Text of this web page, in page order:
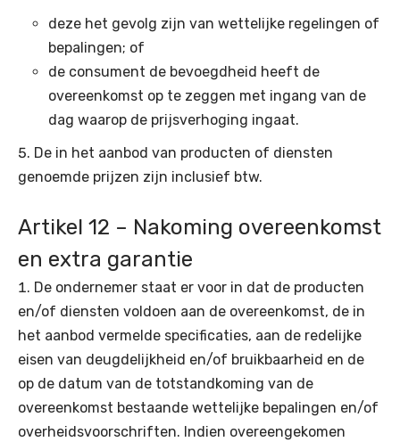
deze het gevolg zijn van wettelijke regelingen of
bepalingen; of
de consument de bevoegdheid heeft de
overeenkomst op te zeggen met ingang van de
dag waarop de prijsverhoging ingaat.
De in het aanbod van producten of diensten
genoemde prijzen zijn inclusief btw.
Artikel 12 – Nakoming overeenkomst
en extra garantie
De ondernemer staat er voor in dat de producten
en/of diensten voldoen aan de overeenkomst, de in
het aanbod vermelde specificaties, aan de redelijke
eisen van deugdelijkheid en/of bruikbaarheid en de
op de datum van de totstandkoming van de
overeenkomst bestaande wettelijke bepalingen en/of
overheidsvoorschriften. Indien overeengekomen